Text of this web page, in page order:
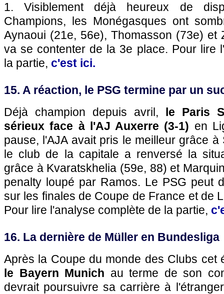
1. Visiblement déjà heureux de
Champions, les Monégasques ont
Aynaoui (21e, 56e), Thomasson (73e) et
va se contenter de la 3e place. Pour lire
la partie, c'est ici.
15. A réaction, le PSG termine par un
Déjà champion depuis avril, le Paris
sérieux face à l'AJ Auxerre (3-1) en
pause, l'AJA avait pris le meilleur grâce
le club de la capitale a renversé la
grâce à Kvaratskhelia (59e, 88) et
penalty loupé par Ramos. Le PSG peut
sur les finales de Coupe de France et de
Pour lire l'analyse complète de la partie,
16. La dernière de Müller en Bundesliga
Après la Coupe du monde des Clubs cet
le Bayern Munich au terme de son
devrait poursuivre sa carrière à